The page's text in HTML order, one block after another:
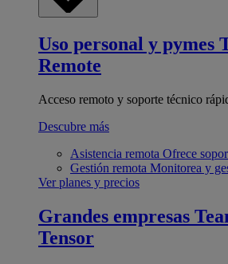
Uso personal y pymes
Remote
Acceso remoto y soporte técnico
Descubre más
Asistencia remota Ofrece
Gestión remota Monitorea y
Ver planes y precios
Grandes empresas
Tensor